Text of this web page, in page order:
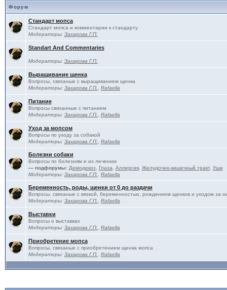
Форум
Стандарт мопса
Стандарт мопса и комментарии к стандарту
Модераторы: Захарова Г.П.
Standart And Commentaries
Модераторы: Захарова Г.П.
Выращивание щенка
Вопросы, связаные с выращиванием щенка
Модераторы: Захарова Г.П. Rafaella
Питание
Вопросы связанные с питанием
Модераторы: Захарова Г.П. Rafaella
Уход за мопсом
Вопросы по уходу за собакой
Модераторы: Захарова Г.П. Rafaella
Болезни собаки
Вопросы по болезням и их лечению
— подфорумы: Демодекоз Глаза Аллергия, Желудочно-кишечный тракт, Уши
Модераторы: Захарова Г.П. Rafaella
Беременность, роды, щенки от 0 до раздачи
Вопросы, связаные с вязкой, беременностью, рождением щенков и уходом за
Модераторы: Захарова Г.П. Rafaella
Выставки
Вопросы о выставках
Модераторы: Захарова Г.П. Rafaella
Приобретение мопса
Вопросы, связаные с приобретением щенка мопса
Модераторы: Захарова Г.П. Rafaella